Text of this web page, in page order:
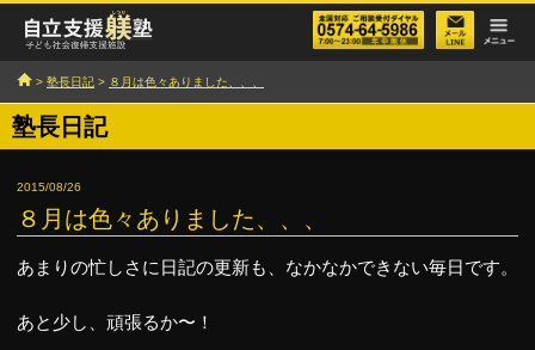
> 塾長日記 > ８月は色々ありました、、、
塾長日記
2015/08/26
８月は色々ありました、、、
あまりの忙しさに日記の更新も、なかなかできない毎日です。
あと少し、頑張るか〜！